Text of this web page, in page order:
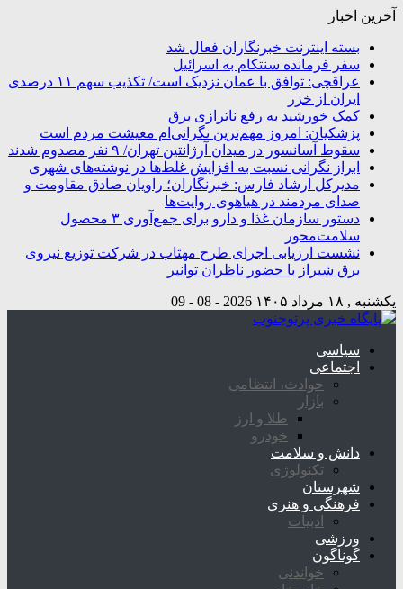
آخرین اخبار
بسته اینترنت خبرنگاران فعال شد
سفر فرمانده سنتکام به اسرائیل
عراقچی: توافق با عمان نزدیک است/ تکذیب سهم ۱۱ درصدی
ایران از خزر
کمک خورشید به رفع ناترازی برق
پزشکیان: امروز مهم‌ترین نگرانی‌ام معیشت مردم است
سقوط آسانسور در میدان آرژانتین تهران/ ۹ نفر مصدوم شدند
ابراز نگرانی نسبت به افزایش غلط‌ها در نوشته‌های شهری
مدیرکل ارشاد فارس: خبرنگاران؛ راویان صادق مقاومت و
صدای مردمند در هیاهوی روایت‌ها
دستور سازمان غذا و دارو برای جمع‌آوری ۳ محصول
سلامت‌محور
نشست ارزیابی اجرای طرح مهتاب در شرکت توزیع نیروی
برق شیراز با حضور ناظران توانیر
یکشنبه , ۱۸ مرداد ۱۴۰۵ 2026 - 08 - 09
سیاسی
اجتماعی
حوادث، انتظامی
بازار
طلا و ارز
خودرو
دانش و سلامت
تکنولوژی
شهرستان
فرهنگی و هنری
ادبیات
ورزشی
گوناگون
خواندنی